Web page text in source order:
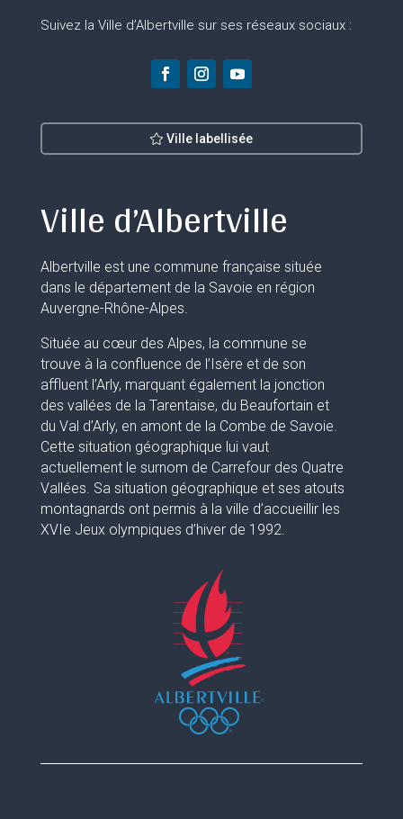
Suivez la Ville d’Albertville sur ses réseaux sociaux :
Ville labellisée
Ville d’Albertville
Albertville est une commune française située
dans le département de la Savoie en région
Auvergne-Rhône-Alpes.
Située au cœur des Alpes, la commune se
trouve à la confluence de l’Isère et de son
affluent l’Arly, marquant également la jonction
des vallées de la Tarentaise, du Beaufortain et
du Val d’Arly, en amont de la Combe de Savoie.
Cette situation géographique lui vaut
actuellement le surnom de Carrefour des Quatre
Vallées. Sa situation géographique et ses atouts
montagnards ont permis à la ville d’accueillir les
XVIe Jeux olympiques d’hiver de 1992.